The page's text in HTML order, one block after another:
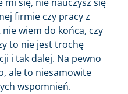
firmie czy pracy z
wiem do końca, czy
to nie jest trochę
i tak dalej. Na pewno
ale to niesamowite
wspomnień.